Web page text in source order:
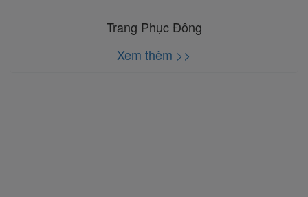
Trang Phục Đông
Xem thêm >>